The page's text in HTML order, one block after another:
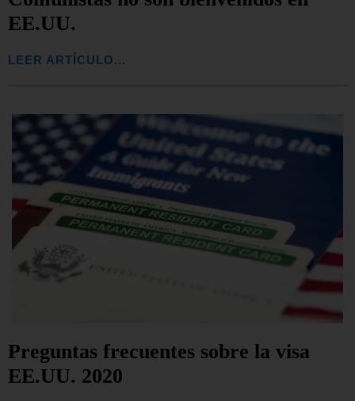
EE.UU.
LEER ARTÍCULO...
Preguntas frecuentes sobre la visa
EE.UU. 2020